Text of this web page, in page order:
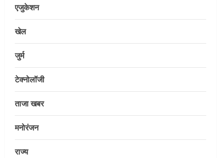
एजुकेशन
खेल
जुर्म
टेक्नोलॉजी
ताजा खबर
मनोरंजन
राज्य